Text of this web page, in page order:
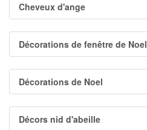
Cheveux d'ange
Décorations de fenêtre de Noel
Décorations de Noel
Décors nid d'abeille